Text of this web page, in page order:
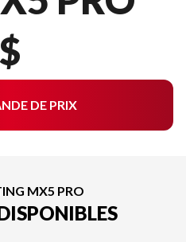
DE PRIX
MX5 PRO